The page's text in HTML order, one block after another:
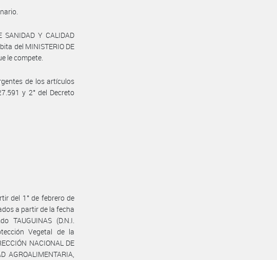
Y CALIDAD
del MINISTERIO DE
le compete.
de los artículos
y 2° del Decreto
del 1° de febrero de
a partir de la fecha
TAUGUINAS (D.N.I.
Vegetal de la
NACIONAL DE
AGROALIMENTARIA,